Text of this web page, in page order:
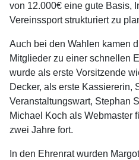
von 12.000€ eine gute Basis,
Vereinssport strukturiert zu
Auch bei den Wahlen kamen
Mitglieder zu einer schnellen
wurde als erste Vorsitzende
Decker, als erste Kassiererin,
Veranstaltungswart, Stephan
Michael Koch als Webmaster
zwei Jahre fort.
In den Ehrenrat wurden